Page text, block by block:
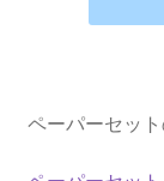
ペーパーセッ